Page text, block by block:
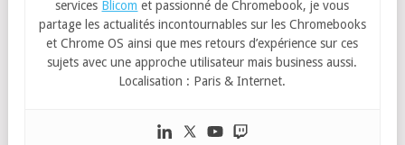
services Blicom et passionné de Chromebook, je vous
partage les actualités incontournables sur les Chromebooks
et Chrome OS ainsi que mes retours d’expérience sur ces
sujets avec une approche utilisateur mais business aussi.
Localisation : Paris & Internet.